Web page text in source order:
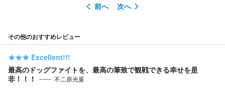
前へ 次へ
その他のおすすめレビュー
★★★ Excellent!!!
最高のドッグファイトを、最高の筆致で観戦できる幸せを是
非！！！
不二原光菓